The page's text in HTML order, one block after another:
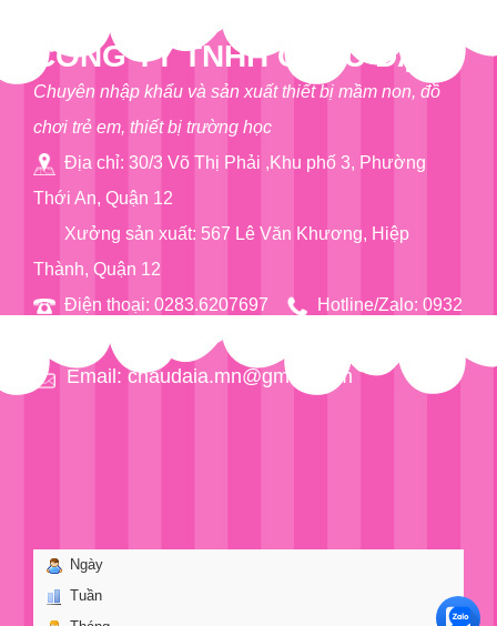
CÔNG TY TNHH CHÂU ĐẠI Á
Chuyên nhập khẩu và sản xuất thiết bị mầm non, đồ
chơi trẻ em, thiết bị trường học
Địa chỉ: 30/3 Võ Thị Phải ,Khu phố 3, Phường
Thới An, Quận 12
Xưởng sản xuất: 567 Lê Văn Khương, Hiệp
Thành, Quận 12
Điện thoại: 0283.6207697
Hotline/Zalo: 0932
Email: chaudaia.mn@gmail.com
Ngày
Tuần